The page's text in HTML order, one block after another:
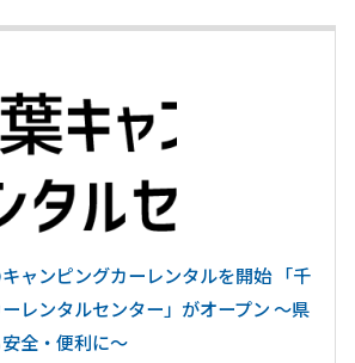
ャンピングカーレンタルを開始 「千
レンタルセンター」がオープン ～県
全・便利に～